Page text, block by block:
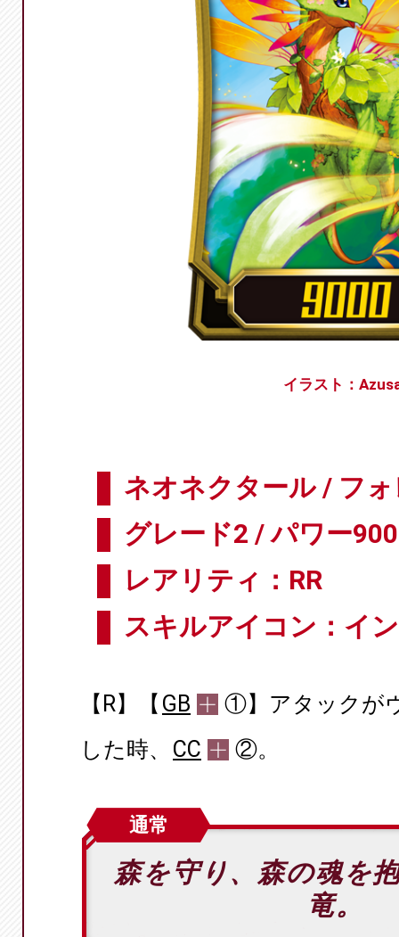
イラスト：
ネオネクタール / フ
グレード2 / パワー
レアリティ：RR
スキルアイコン：イ
【R】【 GB
①】アタックが
した時、
CC ②。
通常
森を守り、森の魂を
竜。